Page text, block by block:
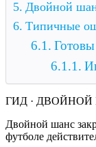
Двойной
Типичные
Готовы
ГИД ·
Двойной шанс
футболе